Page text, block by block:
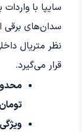
سایپا با
سدان‌های برقی
نظر متریال
قرار می‌گیرد.
تومان